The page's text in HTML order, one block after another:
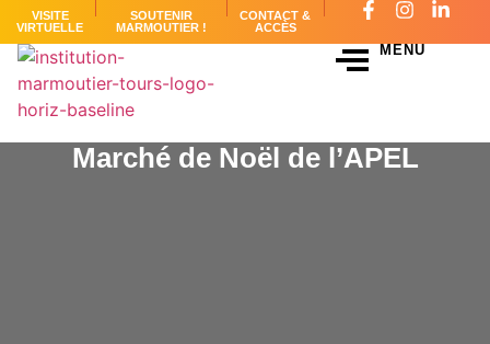
VISITE
VIRTUELLE
SOUTENIR
MARMOUTIER !
CONTACT &
ACCÈS
MENU
Marché de Noël de l’APEL